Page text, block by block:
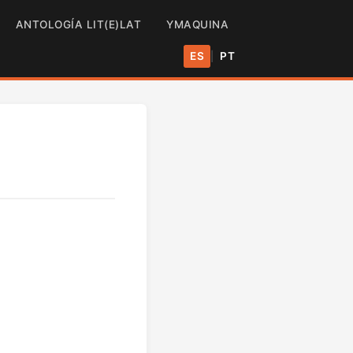
ANTOLOGÍA LIT(E)LAT YMAQUINA
ES PT